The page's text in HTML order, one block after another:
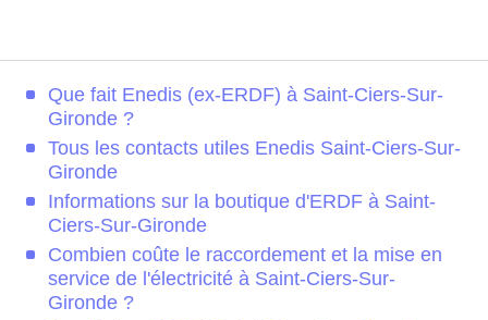
Que fait Enedis (ex-ERDF) à Saint-Ciers-Sur-
Gironde ?
Tous les contacts utiles Enedis Saint-Ciers-Sur-
Gironde
Informations sur la boutique d'ERDF à Saint-
Ciers-Sur-Gironde
Combien coûte le raccordement et la mise en
service de l'électricité à Saint-Ciers-Sur-
Gironde ?